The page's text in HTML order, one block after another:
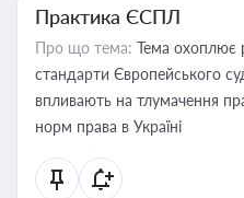
Практика ЄСПЛ
Про що тема: Тема охоплює
стандарти Європейського
впливають на тлумачення
норм права в Україні